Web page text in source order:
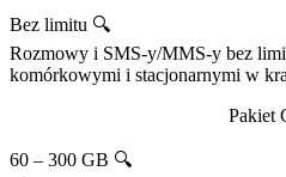
Bez limitu 🔍
Rozmowy i SMS-y/MMS-y bez
komórkowymi i stacjonarnymi w
Pakiet
60 – 300 GB 🔍